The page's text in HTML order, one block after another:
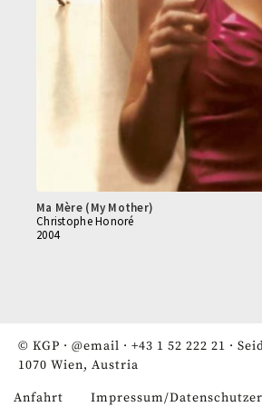
Ma Mère (My Mother)
Christophe Honoré
2004
© KGP · @email · +43 1 52 222 21 ·
1070 Wien, Austria
Anfahrt Impressum/